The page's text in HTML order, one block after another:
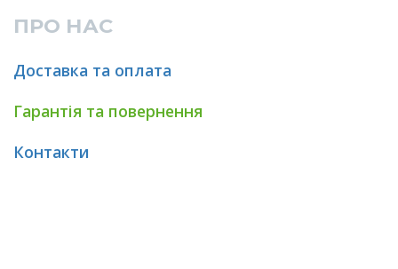
ПРО НАС
Доставка та оплата
Гарантія та повернення
Контакти